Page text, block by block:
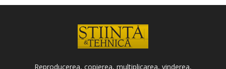
Reproducerea, copierea, multiplicarea, vinderea,